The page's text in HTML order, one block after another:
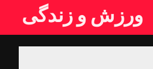
ورزش و زندگی